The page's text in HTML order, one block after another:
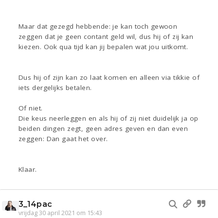
Maar dat gezegd hebbende: je kan toch gewoon
zeggen dat je geen contant geld wil, dus hij of zij kan
kiezen. Ook qua tijd kan jij bepalen wat jou uitkomt.
Dus hij of zijn kan zo laat komen en alleen via tikkie of
iets dergelijks betalen.
Of niet.
Die keus neerleggen en als hij of zij niet duidelijk ja op
beiden dingen zegt, geen adres geven en dan even
zeggen: Dan gaat het over.
Klaar.
3_14pac
vrijdag 30 april 2021 om 15:43